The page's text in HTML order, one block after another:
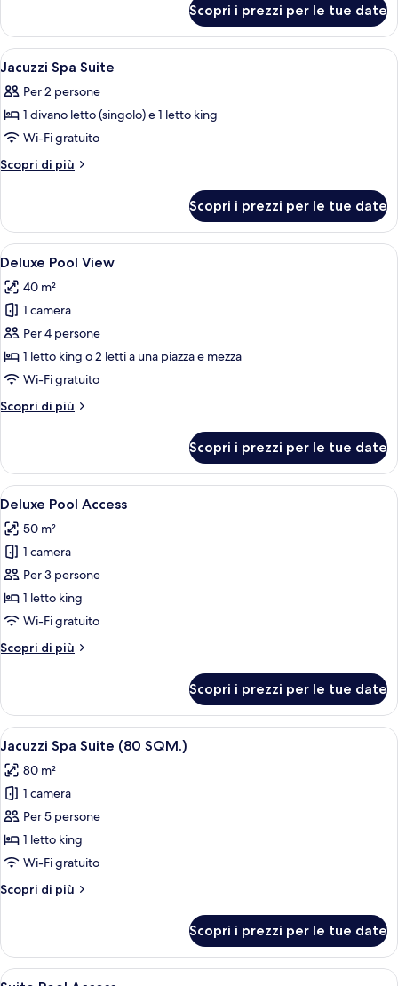
View
Room
Pool
View
Scopri i prezzi per le tue date
Apri
tutte
le
foto
per
Jacuzzi
Una moderna camera d'albergo
16
Jacuzzi Spa Suite
Per 2 persone
1 divano letto (singolo) e 1 letto king
Wi-Fi gratuito
Scopri di più
Altri
Spa
Suite
Scopri i prezzi per le tue date
Apri
tutte
le
foto
per
Deluxe
Pool
Una camera d'albergo con un letto
11
Deluxe Pool View
40 m²
1 camera
Per 4 persone
1 letto king o 2 letti a una piazza e mezza
Wi-Fi gratuito
Scopri di più
Altri
Pool
View
Scopri i prezzi per le tue date
Apri
tutte
le
foto
per
Deluxe
Pool
Una camera d'albergo moderna con
10
Deluxe Pool Access
50 m²
1 camera
Per 3 persone
1 letto king
Wi-Fi gratuito
Scopri di più
Altri
Pool
Access
Scopri i prezzi per le tue date
Apri
tutte
le
foto
per
Jacuzzi
Spa
(80
Camera d'albergo moderna con una
19
Jacuzzi Spa Suite (80 SQM.)
80 m²
1 camera
Per 5 persone
1 letto king
Wi-Fi gratuito
Scopri di più
Altri
Spa
Suite
Scopri i prezzi per le tue date
Apri Una moderna camera d'hotel con